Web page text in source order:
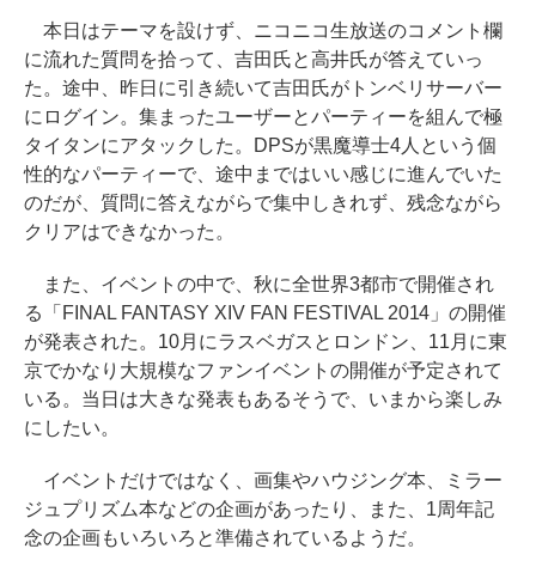
本日はテーマを設けず、ニコニコ生放送のコメント欄
に流れた質問を拾って、吉田氏と高井氏が答えていっ
た。途中、昨日に引き続いて吉田氏がトンベリサーバー
にログイン。集まったユーザーとパーティーを組んで極
タイタンにアタックした。DPSが黒魔導士4人という個
性的なパーティーで、途中まではいい感じに進んでいた
のだが、質問に答えながらで集中しきれず、残念ながら
クリアはできなかった。
また、イベントの中で、秋に全世界3都市で開催され
る「FINAL FANTASY XIV FAN FESTIVAL 2014」の開催
が発表された。10月にラスベガスとロンドン、11月に東
京でかなり大規模なファンイベントの開催が予定されて
いる。当日は大きな発表もあるそうで、いまから楽しみ
にしたい。
イベントだけではなく、画集やハウジング本、ミラー
ジュプリズム本などの企画があったり、また、1周年記
念の企画もいろいろと準備されているようだ。